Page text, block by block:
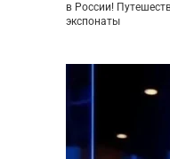
в России!
экспонаты